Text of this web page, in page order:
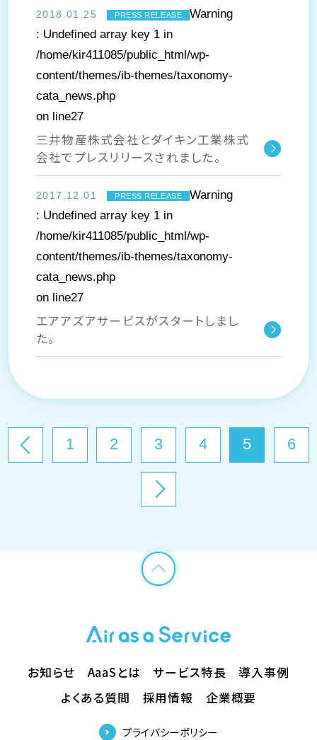
2018.01.25 PRESS RELEASE
Warning
: Undefined array key 1 in
/home/kir411085/public_html/wp-
content/themes/ib-themes/taxonomy-
cata_news.php
on line27
三井物産株式会社とダイキン工業株式
会社でプレスリリースされました。
2017.12.01 PRESS RELEASE
Warning
: Undefined array key 1 in
/home/kir411085/public_html/wp-
content/themes/ib-themes/taxonomy-
cata_news.php
on line27
エアアズアサービスがスタートしまし
た。
1 2 3 4 5 6
お知らせ AaaSとは サービス特長
導入事例
よくある質問
採用情報 企業概要
プライバシーポリシー